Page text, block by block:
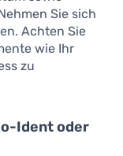
Sie sich
Achten Sie
wie Ihr
zu
Ident oder